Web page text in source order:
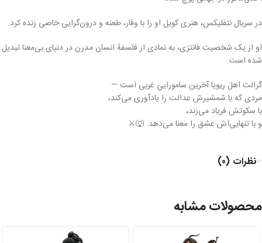
در سریال نتفلیکس، هنری کویل او را با وقار، طعنه و درون‌گرایی خاصی زنده کرد.
او از یک شخصیت فانتزی، به نمادی از فلسفهٔ انسان مدرن در دنیای بی‌معنا تبدیل
شده است.
گرالت اهل ریویا آخرین ساموراییِ غربی است —
مردی که با شمشیرش عدالت را یادآوری می‌کند،
با سکوتش فریاد می‌زند،
و با تنهایی‌اش عشق را معنا می‌دهد. 🐺⚔️
نظرات (0)
محصولات مشابه